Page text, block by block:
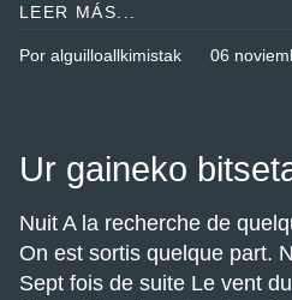
LEER MÁS...
Por alguilloallkimistak 06
Ur gaineko
Nuit A la recherche de
On est sortis quelque part.
Sept fois de suite Le vent